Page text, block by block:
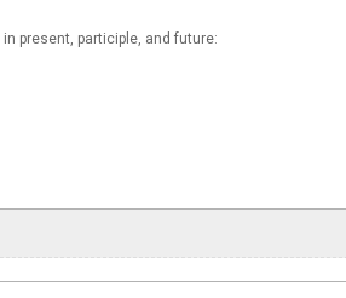
in present, participle, and future: